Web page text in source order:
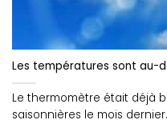
Les températures sont au-
Le thermomètre était déjà
saisonnières le mois